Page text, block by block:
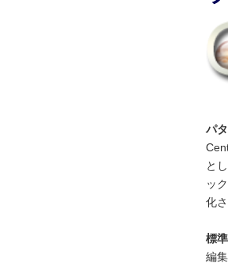
パ
と
ッ
化
標
編